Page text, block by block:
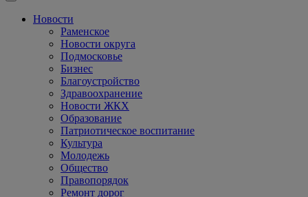
Новости
Раменское
Новости округа
Подмосковье
Бизнес
Благоустройство
Здравоохранение
Новости ЖКХ
Образование
Патриотическое воспитание
Культура
Молодежь
Общество
Правопорядок
Ремонт дорог